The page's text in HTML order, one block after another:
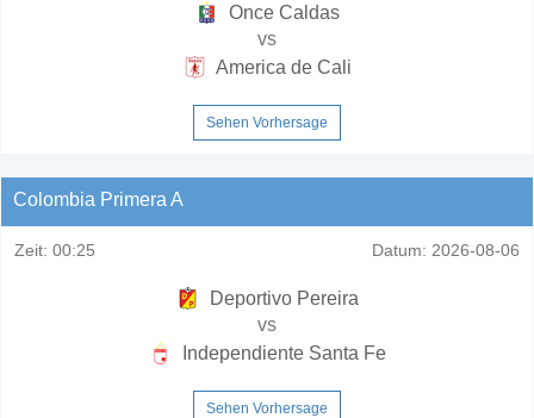
Once Caldas
vs
America de Cali
Sehen Vorhersage
Colombia Primera A
Zeit: 00:25 Datum: 2026-08-06
Deportivo Pereira
vs
Independiente Santa Fe
Sehen Vorhersage